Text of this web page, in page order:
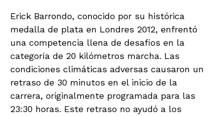
Erick Barrondo, conocido por su histórica
medalla de plata en Londres 2012, enfrentó
una competencia llena de desafíos en la
categoría de 20 kilómetros marcha. Las
condiciones climáticas adversas causaron un
retraso de 30 minutos en el inicio de la
carrera, originalmente programada para las
23:30 horas. Este retraso no ayudó a los